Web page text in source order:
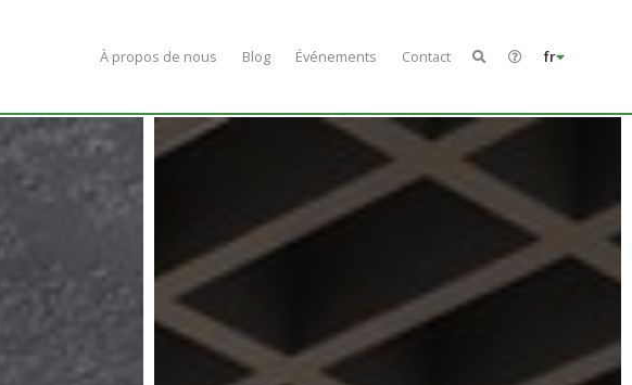
À propos de nous Blog Événements Contact fr